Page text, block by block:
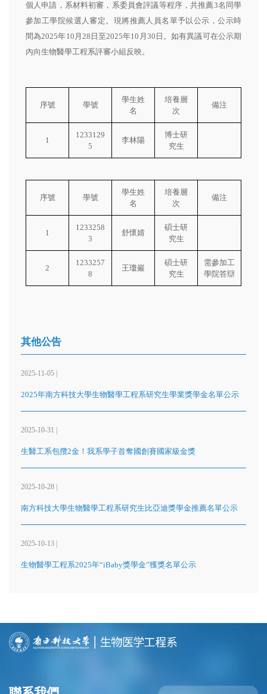
個人申請，系材料初審，系委員會評議等程序，共推薦3名同學
參加工學院候選人審定。現將推薦人員名單予以公示，公示時
間為2025年10月28日至2025年10月30日。如有異議可在公示期
內向生物醫學工程系評審小組反映。
序號 學號
學生姓
名
培養層
次
備注
1
1233129
5
李林陽
博士研
究生
序號 學號
學生姓
名
培養層
次
備注
1
1233258
3
舒懷婧
碩士研
究生
2
1233257
8
王瓊巖
碩士研
究生
需參加工
學院答辯
其他公告
2025-11-05 |
2025年南方科技大學生物醫學工程系研究生學業獎學金名單公示
2025-10-31 |
生醫工系包攬2金！我系學子首奪國創賽國家級金獎
2025-10-28 |
南方科技大學生物醫學工程系研究生比亞迪獎學金推薦名單公示
2025-10-13 |
生物醫學工程系2025年“iBaby獎學金”獲獎名單公示